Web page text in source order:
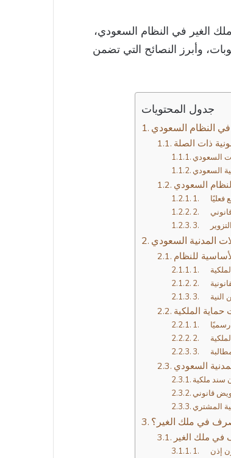
ملك الغير في النظام السعودي،
وأبرز النصائح التي تضمن
جدول المحتويات
ذات الصلة
السعودي
فعليًا
المدنية السعودي
للنظام
حماية الملكية
رسميًا
السعودي
في ملك الغير؟
في ملك الغير
إذن